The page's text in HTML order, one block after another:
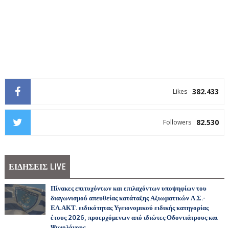
382.433
Likes
82.530
Followers
ΕΙΔΗΣΕΙΣ LIVE
Πίνακες επιτυχόντων και επιλαχόντων υποψηφίων του
διαγωνισμού απευθείας κατάταξης Αξιωματικών Λ.Σ.-
ΕΛ.ΑΚΤ. ειδικότητας Υγειονομικού ειδικής κατηγορίας
έτους 2026, προερχόμενων από ιδιώτες Οδοντιάτρους και